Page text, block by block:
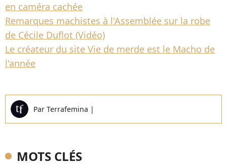
en caméra cachée
Remarques machistes à l'Assemblée sur la robe
de Cécile Duflot (Vidéo)
Le créateur du site Vie de merde est le Macho de
l'année
Par Terrafemina |
MOTS CLÉS